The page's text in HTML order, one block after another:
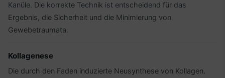
Kanüle. Die korrekte Technik ist entscheidend für das
Ergebnis, die Sicherheit und die Minimierung von
Gewebetraumata.
Kollagenese
Die durch den Faden induzierte Neusynthese von Kollagen.